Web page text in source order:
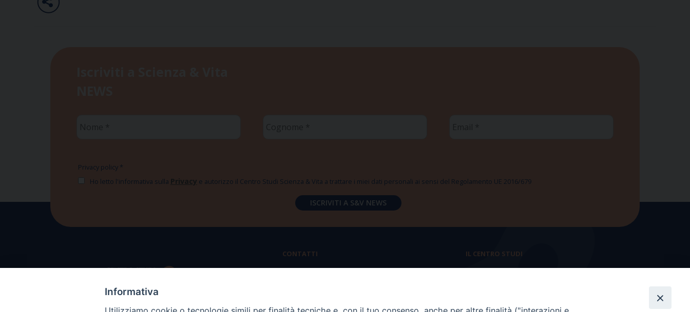
Privacy policy *
Ho letto l'informativa sulla Privacy e autorizzo il Centro Studi Scienza & Vita a trattare i miei dati personali ai sensi del Regolamento UE 2016/679
CONTATTI IL CENTRO STUDI
Informativa